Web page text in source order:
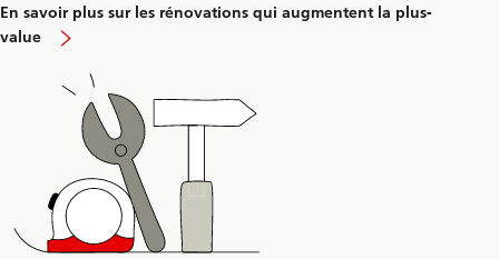
En savoir plus sur les rénovations qui augmentent la plus-
value